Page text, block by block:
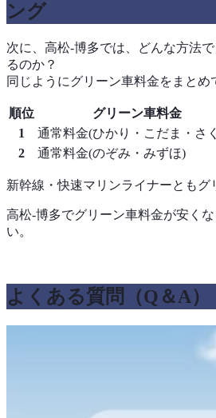
ング
次に、高松-博多では、どんな方法
るのか？
同じようにグリーン車料金をまとめ
順位 グリーン車料金
1
通常料金(ひかり・こだま・さ
2
通常料金(のぞみ・みずほ)
新幹線・快速マリンライナーともグ
高松-博多でグリーン車料金が安く
い。
よくある質問（Q＆A）